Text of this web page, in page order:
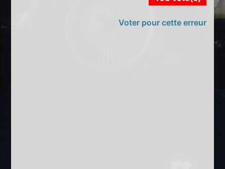
Voter pour cette erreur